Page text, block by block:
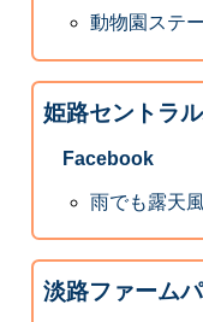
動物園ステ
姫路セントラ
Facebook
雨でも露天
淡路ファーム